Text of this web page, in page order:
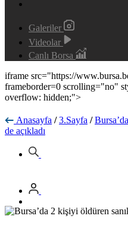
Galeriler
Videolar
Canlı Borsa
iframe src="https://
frameborder=0 scrolling="no" style=" width: 720px; height:400px;
overflow: hidden;">
Anasayfa / 3.Sayfa /
de açıkladı